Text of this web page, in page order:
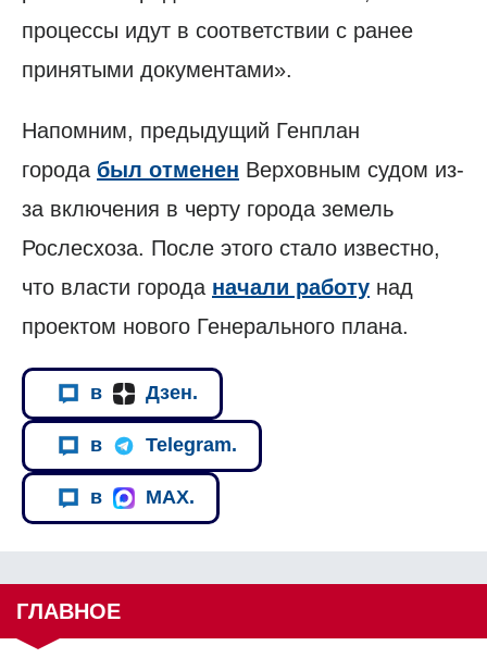
процессы идут в соответствии с ранее
принятыми документами».
Напомним, предыдущий Генплан
города был отменен Верховным судом из-
за включения в черту города земель
Рослесхоза. После этого стало известно,
что власти города начали работу над
проектом нового Генерального плана.
в Дзен.
в Telegram.
в MAX.
ГЛАВНОЕ